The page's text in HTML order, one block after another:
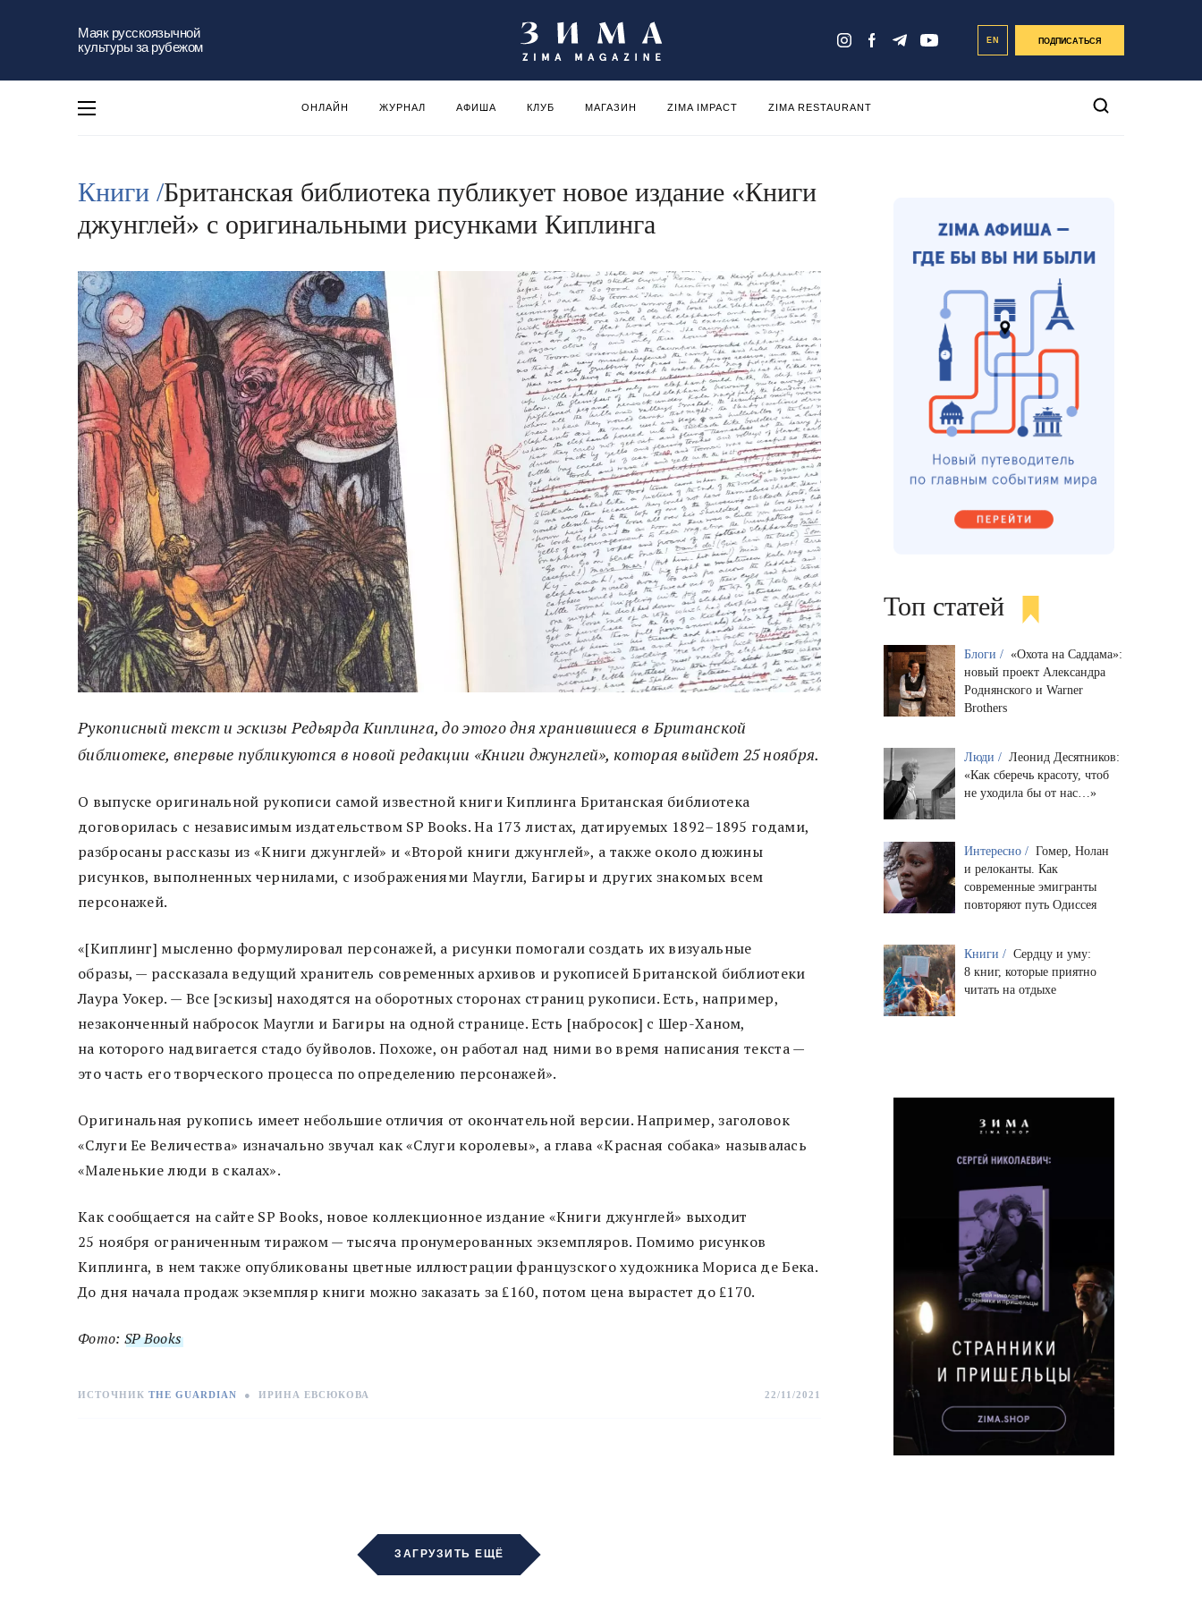
Маяк русскоязычной
культуры за рубежом
EN ПОДПИСАТЬСЯ
ОНЛАЙН ЖУРНАЛ АФИША КЛУБ МАГАЗИН ZIMA IMPACT ZIMA RESTAURANT
Книги /Британская библиотека публикует новое издание «Книги
джунглей» с оригинальными рисунками Киплинга
Рукописный текст и эскизы Редьярда Киплинга, до этого дня хранившиеся в Британской
библиотеке, впервые публикуются в новой редакции «Книги джунглей», которая выйдет 25 ноября.
О выпуске оригинальной рукописи самой известной книги Киплинга Британская библиотека
договорилась с независимым издательством SP Books. На 173 листах, датируемых 1892–1895 годами,
разбросаны рассказы из «Книги джунглей» и «Второй книги джунглей», а также около дюжины
рисунков, выполненных чернилами, с изображениями Маугли, Багиры и других знакомых всем
персонажей.
«[Киплинг] мысленно формулировал персонажей, а рисунки помогали создать их визуальные
образы, — рассказала ведущий хранитель современных архивов и рукописей Британской библиотеки
Лаура Уокер. — Все [эскизы] находятся на оборотных сторонах страниц рукописи. Есть, например,
незаконченный набросок Маугли и Багиры на одной странице. Есть [набросок] с Шер-Ханом,
на которого надвигается стадо буйволов. Похоже, он работал над ними во время написания текста —
это часть его творческого процесса по определению персонажей».
Оригинальная рукопись имеет небольшие отличия от окончательной версии. Например, заголовок
«Слуги Ее Величества» изначально звучал как «Слуги королевы», а глава «Красная собака» называлась
«Маленькие люди в скалах».
Как сообщается на сайте SP Books, новое коллекционное издание «Книги джунглей» выходит
25 ноября ограниченным тиражом — тысяча пронумерованных экземпляров. Помимо рисунков
Киплинга, в нем также опубликованы цветные иллюстрации французского художника Мориса де Бека.
До дня начала продаж экземпляр книги можно заказать за ₤160, потом цена вырастет до ₤170.
Фото: SP Books
ИСТОЧНИК THE GUARDIAN ● ИРИНА ЕВСЮКОВА 22/11/2021
ЗАГРУЗИТЬ ЕЩЁ
Топ статей
Блоги / «Охота на Саддама»:
новый проект Александра
Роднянского и Warner
Brothers
Люди / Леонид Десятников:
«Как сберечь красоту, чтоб
не уходила бы от нас…»
Интересно / Гомер, Нолан
и релоканты. Как
современные эмигранты
повторяют путь Одиссея
Книги / Сердцу и уму:
8 книг, которые приятно
читать на отдыхе